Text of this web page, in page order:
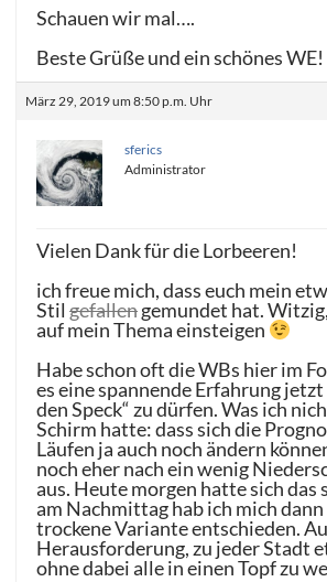
Schauen wir mal….
Beste Grüße und ein schönes
März 29, 2019 um 8:50 p.m. Uhr
sferics
Administrator
Vielen Dank für die Lorbeeren!
ich freue mich, dass euch mein
Stilgefallengemundet hat.
auf mein Thema einsteigen
Habe schon oft die WBs hier im
es eine spannende Erfahrung
den Speck“ zu dürfen. Was ich
Schirm hatte: dass sich die
Läufen ja auch noch ändern
noch eher nach ein wenig
aus. Heute morgen hatte sich
am Nachmittag hab ich mich
trockene Variante entschieden.
Herausforderung, zu jeder Stadt
ohne dabei alle in einen Topf zu